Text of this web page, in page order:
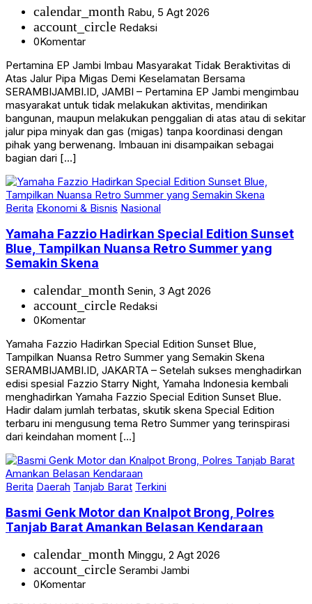
calendar_month Rabu, 5 Agt 2026
account_circle Redaksi
0Komentar
Pertamina EP Jambi Imbau Masyarakat Tidak Beraktivitas di
Atas Jalur Pipa Migas Demi Keselamatan Bersama
SERAMBIJAMBI.ID, JAMBI – Pertamina EP Jambi mengimbau
masyarakat untuk tidak melakukan aktivitas, mendirikan
bangunan, maupun melakukan penggalian di atas atau di sekitar
jalur pipa minyak dan gas (migas) tanpa koordinasi dengan
pihak yang berwenang. Imbauan ini disampaikan sebagai
bagian dari […]
Berita Ekonomi & Bisnis Nasional
Yamaha Fazzio Hadirkan Special Edition Sunset
Blue, Tampilkan Nuansa Retro Summer yang
Semakin Skena
calendar_month Senin, 3 Agt 2026
account_circle Redaksi
0Komentar
Yamaha Fazzio Hadirkan Special Edition Sunset Blue,
Tampilkan Nuansa Retro Summer yang Semakin Skena
SERAMBIJAMBI.ID, JAKARTA – Setelah sukses menghadirkan
edisi spesial Fazzio Starry Night, Yamaha Indonesia kembali
menghadirkan Yamaha Fazzio Special Edition Sunset Blue.
Hadir dalam jumlah terbatas, skutik skena Special Edition
terbaru ini mengusung tema Retro Summer yang terinspirasi
dari keindahan moment […]
Berita Daerah Tanjab Barat Terkini
Basmi Genk Motor dan Knalpot Brong, Polres
Tanjab Barat Amankan Belasan Kendaraan
calendar_month Minggu, 2 Agt 2026
account_circle Serambi Jambi
0Komentar